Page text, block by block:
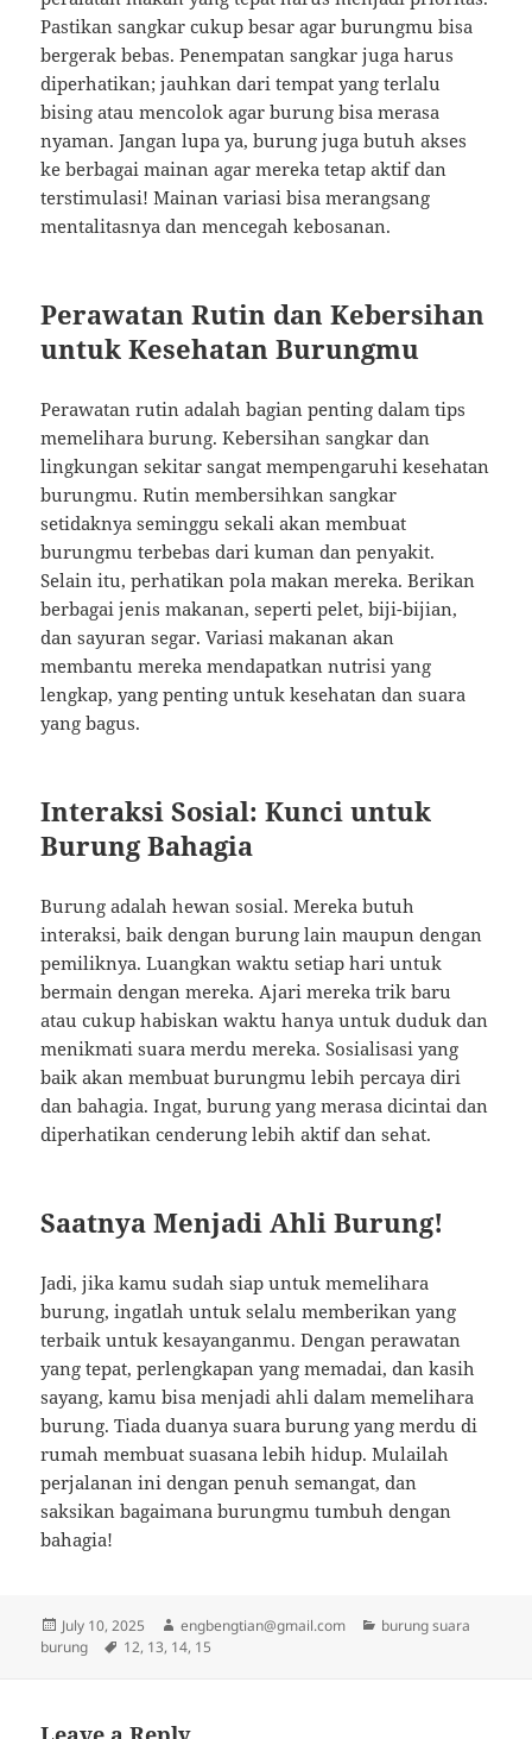
Pastikan sangkar cukup besar agar burungmu bisa
bergerak bebas. Penempatan sangkar juga harus
diperhatikan; jauhkan dari tempat yang terlalu
bising atau mencolok agar burung bisa merasa
nyaman. Jangan lupa ya, burung juga butuh akses
ke berbagai mainan agar mereka tetap aktif dan
terstimulasi! Mainan variasi bisa merangsang
mentalitasnya dan mencegah kebosanan.
Perawatan Rutin dan Kebersihan
untuk Kesehatan Burungmu
Perawatan rutin adalah bagian penting dalam tips
memelihara burung. Kebersihan sangkar dan
lingkungan sekitar sangat mempengaruhi kesehatan
burungmu. Rutin membersihkan sangkar
setidaknya seminggu sekali akan membuat
burungmu terbebas dari kuman dan penyakit.
Selain itu, perhatikan pola makan mereka. Berikan
berbagai jenis makanan, seperti pelet, biji-bijian,
dan sayuran segar. Variasi makanan akan
membantu mereka mendapatkan nutrisi yang
lengkap, yang penting untuk kesehatan dan suara
yang bagus.
Interaksi Sosial: Kunci untuk
Burung Bahagia
Burung adalah hewan sosial. Mereka butuh
interaksi, baik dengan burung lain maupun dengan
pemiliknya. Luangkan waktu setiap hari untuk
bermain dengan mereka. Ajari mereka trik baru
atau cukup habiskan waktu hanya untuk duduk dan
menikmati suara merdu mereka. Sosialisasi yang
baik akan membuat burungmu lebih percaya diri
dan bahagia. Ingat, burung yang merasa dicintai dan
diperhatikan cenderung lebih aktif dan sehat.
Saatnya Menjadi Ahli Burung!
Jadi, jika kamu sudah siap untuk memelihara
burung, ingatlah untuk selalu memberikan yang
terbaik untuk kesayanganmu. Dengan perawatan
yang tepat, perlengkapan yang memadai, dan kasih
sayang, kamu bisa menjadi ahli dalam memelihara
burung. Tiada duanya suara burung yang merdu di
rumah membuat suasana lebih hidup. Mulailah
perjalanan ini dengan penuh semangat, dan
saksikan bagaimana burungmu tumbuh dengan
bahagia!
Posted
on
July 10, 2025 Author
engbengtian@gmail.com Categories
burung suara
burung
Tags
12, 13, 14, 15